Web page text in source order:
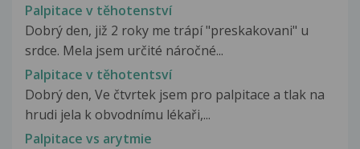
Palpitace v těhotenství
Dobrý den, již 2 roky me trápí "preskakovani" u
srdce. Mela jsem určité náročné...
Palpitace v těhotentsví
Dobrý den, Ve čtvrtek jsem pro palpitace a tlak na
hrudi jela k obvodnímu lékaři,...
Palpitace vs arytmie